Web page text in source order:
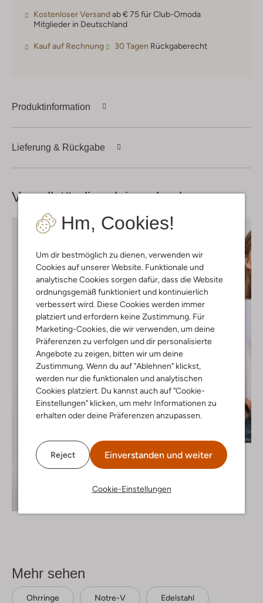
Hm, Cookies!
Um dir bestmöglich zu dienen, verwenden wir
Cookies auf unserer Website. Funktionale und
analytische Cookies sorgen dafür, dass die Website
ordnungsgemäß funktioniert und kontinuierlich
verbessert wird. Diese Cookies werden immer
platziert und erfordern keine Zustimmung. Für
Marketing-Cookies, die wir verwenden, um deine
Präferenzen zu verfolgen und dir personalisierte
Angebote zu zeigen, bitten wir um deine
Zustimmung. Wenn du auf "Ablehnen" klickst,
werden nur die funktionalen und analytischen
Cookies platziert. Du kannst auch auf "Cookie-
Einstellungen" klicken, um mehr Informationen zu
erhalten oder deine Präferenzen anzupassen.
Reject Einverstanden und weiter
Cookie-Einstellungen
Kostenloser Versandab € 75 für Club-Omoda
Mitglieder in Deutschland
Kauf auf Rechnung 30 Tagen Rückgaberecht
Produktinformation
Lieferung & Rückgabe
Vervollständige deinenLook
Notre-V
Mehr sehen
Ohrringe Notre-V Edelstahl